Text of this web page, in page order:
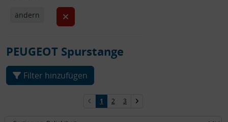
ändern
PEUGEOT Spurstange
Filter hinzufügen
1 2 3